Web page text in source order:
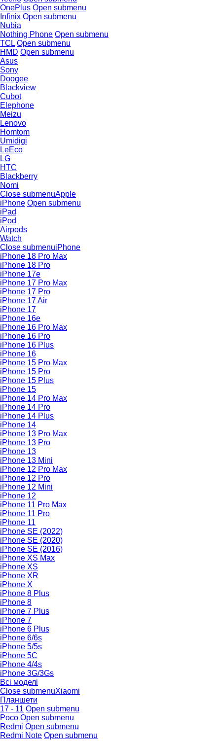
OnePlus Open submenu
Infinix Open submenu
Nubia
Nothing Phone Open submenu
TCL Open submenu
HMD Open submenu
Asus
Sony
Doogee
Blackview
Cubot
Elephone
Meizu
Lenovo
Homtom
Umidigi
LeEco
LG
HTC
Blackberry
Nomi
Close submenuApple
iPhone Open submenu
iPad
iPod
Airpods
Watch
Close submenuiPhone
iPhone 18 Pro Max
iPhone 18 Pro
iPhone 17e
iPhone 17 Pro Max
iPhone 17 Pro
iPhone 17 Air
iPhone 17
iPhone 16e
iPhone 16 Pro Max
iPhone 16 Pro
iPhone 16 Plus
iPhone 16
iPhone 15 Pro Max
iPhone 15 Pro
iPhone 15 Plus
iPhone 15
iPhone 14 Pro Max
iPhone 14 Pro
iPhone 14 Plus
iPhone 14
iPhone 13 Pro Max
iPhone 13 Pro
iPhone 13
iPhone 13 Mini
iPhone 12 Pro Max
iPhone 12 Pro
iPhone 12 Mini
iPhone 12
iPhone 11 Pro Max
iPhone 11 Pro
iPhone 11
iPhone SE (2022)
iPhone SE (2020)
iPhone SE (2016)
iPhone XS Max
iPhone XS
iPhone XR
iPhone X
iPhone 8 Plus
iPhone 8
iPhone 7 Plus
iPhone 7
iPhone 6 Plus
iPhone 6/6s
iPhone 5/5s
iPhone 5C
iPhone 4/4s
iPhone 3G/3Gs
Всі моделі
Close submenuXiaomi
Планшети
17 - 11 Open submenu
Poco Open submenu
Redmi Open submenu
Redmi Note Open submenu